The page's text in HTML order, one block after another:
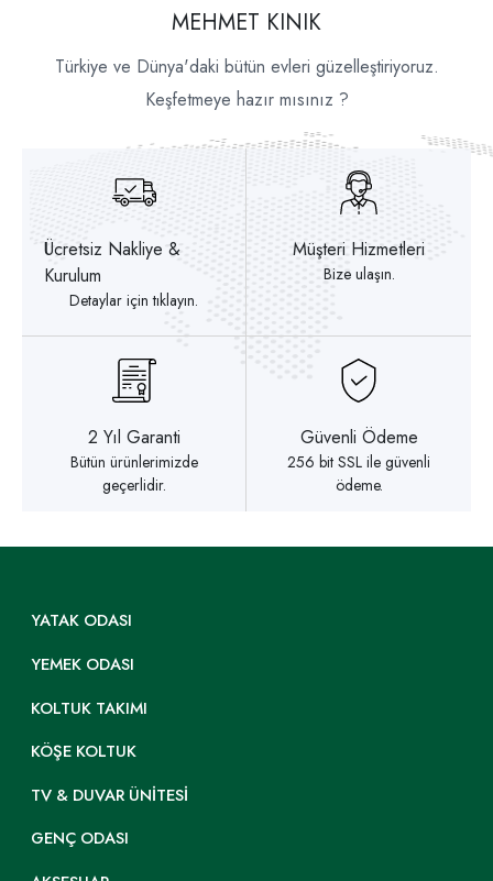
MEHMET KINIK
Türkiye ve Dünya'daki bütün evleri güzelleştiriyoruz.
Keşfetmeye hazır mısınız ?
Ücretsiz Nakliye &
Kurulum
Detaylar için tıklayın.
Müşteri Hizmetleri
Bize ulaşın.
2 Yıl Garanti
Bütün ürünlerimizde
geçerlidir.
Güvenli Ödeme
256 bit SSL ile güvenli
ödeme.
YATAK ODASI
YEMEK ODASI
KOLTUK TAKIMI
KÖŞE KOLTUK
TV & DUVAR ÜNITESI
GENÇ ODASI